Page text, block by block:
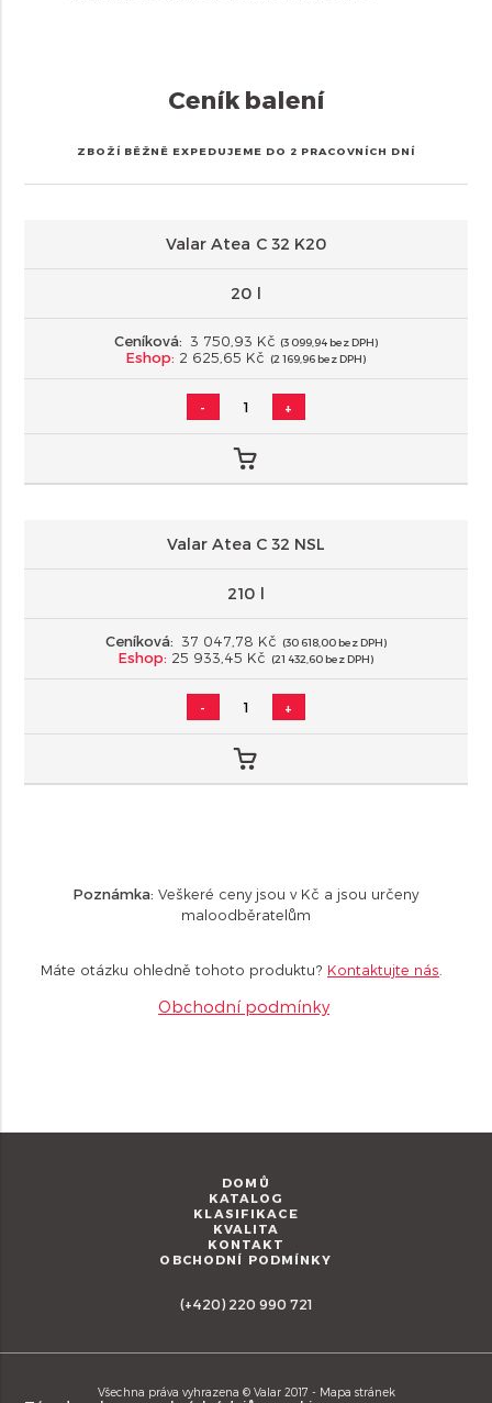
Ceník balení
ZBOŽÍ BĚŽNĚ EXPEDUJEME DO 2 PRACOVNÍCH DNÍ
Valar Atea C 32 K20
20 l
Ceníková: 3 750,93 Kč (3 099,94 bez DPH)
Eshop: 2 625,65 Kč (2 169,96 bez DPH)
- +
Valar Atea C 32 NSL
210 l
Ceníková: 37 047,78 Kč (30 618,00 bez DPH)
Eshop: 25 933,45 Kč (21 432,60 bez DPH)
- +
Poznámka: Veškeré ceny jsou v Kč a jsou určeny
maloodběratelům
Máte otázku ohledně tohoto produktu? Kontaktujte nás
Obchodní podmínky
DOMŮ
KATALOG
KLASIFIKACE
KVALITA
KONTAKT
OBCHODNÍ PODMÍNKY
(+420) 220 990 721
Všechna práva vyhrazena © Valar 2017 - Mapa stránek